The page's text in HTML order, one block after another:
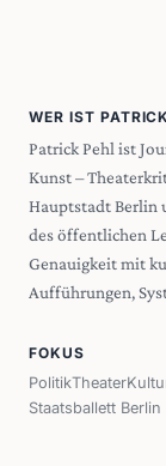
WER IST
Patrick Pehl ist
Kunst –
Hauptstadt Berlin
des öffentlichen
Genauigkeit mit
Aufführungen,
FOKUS
PolitikTheater
Staatsballett Berlin